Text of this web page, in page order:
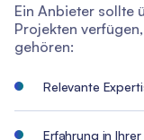
Ein Anbieter sollte
Projekten
gehören:
Relevante
Erfahrung in